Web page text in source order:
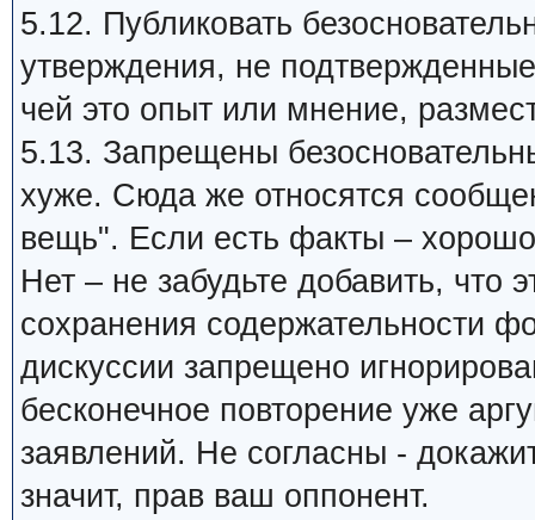
5.12. Публиковать
утверждения, не
чей это опыт или мнение,
5.13. Запрещены
хуже. Сюда же относятся
вещь". Если есть факты –
Нет – не забудьте добавить,
сохранения содержательности
дискуссии запрещено
бесконечное повторение уже
заявлений. Не согласны -
значит, прав ваш оппонент.